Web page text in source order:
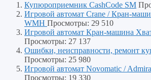
Купюроприемник CashCode SM
Игровой автомат Crane / Кран-
WMH Просмотры: 29 510
Игровой автомат Кран-машина
Просмотры: 27 137
Ошибки, неисправности, ремонт
Просмотры: 25 980
Игровой автомат Novomatic /
Просмотры: 19 330